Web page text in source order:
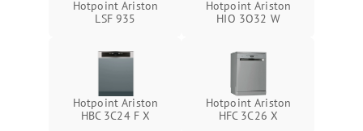
Hotpoint Ariston
LSF 935
Hotpoint Ariston
HIO 3O32 W
Hotpoint Ariston
HBC 3C24 F X
Hotpoint Ariston
HFC 3C26 X